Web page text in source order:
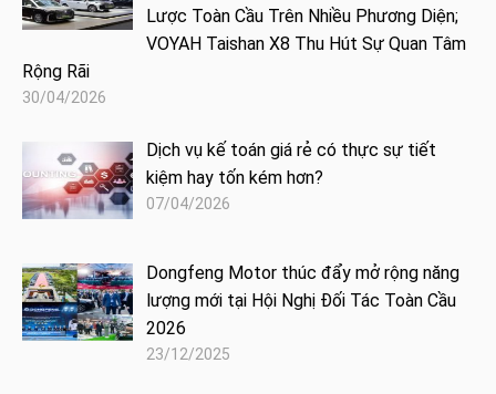
Lược Toàn Cầu Trên Nhiều Phương Diện;
VOYAH Taishan X8 Thu Hút Sự Quan Tâm
Rộng Rãi
30/04/2026
Dịch vụ kế toán giá rẻ có thực sự tiết
kiệm hay tốn kém hơn?
07/04/2026
Dongfeng Motor thúc đẩy mở rộng năng
lượng mới tại Hội Nghị Đối Tác Toàn Cầu
2026
23/12/2025